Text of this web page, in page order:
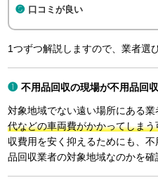
口コミが良い
1つずつ解説しますので、業者選
不用品回収の現場が不用品回
対象地域でない遠い場所にある
代などの車両費がかかってしま
収費用を安く抑えるためにも、
品回収業者の対象地域なのかを確